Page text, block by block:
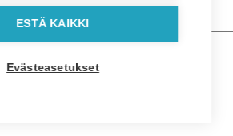
Postinumero
ESTÄ KAIKKI
Evästeasetukset